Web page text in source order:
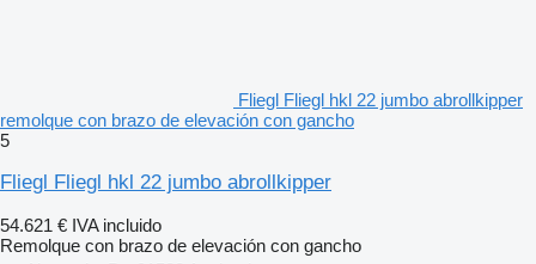
Fliegl Fliegl hkl 22 jumbo abrollkipper
remolque con brazo de elevación con gancho
5
Fliegl Fliegl hkl 22 jumbo abrollkipper
54.621 € IVA incluido
Remolque con brazo de elevación con gancho